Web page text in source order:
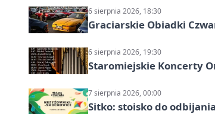
6 sierpnia 2026, 18:30
Graciarskie Obiadki
6 sierpnia 2026, 19:30
Staromiejskie Koncerty
7 sierpnia 2026, 00:00
Sitko: stoisko do